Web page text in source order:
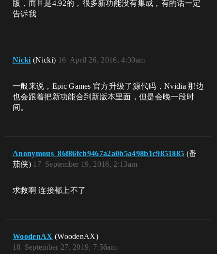
版，而且是4.92的，很多新功能没有集成，有的话一定
告诉我
Nicki (Nicki) April 26, 2016, 4:30am
16
一般来说，Epic Games 官方升级了源代码，Nvidia 那边
也会跟着把新功能合到新版本里面，但是会晚一段时
间。
Anonymous_86f86fcb9467a2a0b5a498b1c9851885 (番
茄侠)
September 19, 2016, 2:13am
17
求救啊 连接都上不了
WoodenAX (WoodenAX)
September 27, 2019, 7:56am
18